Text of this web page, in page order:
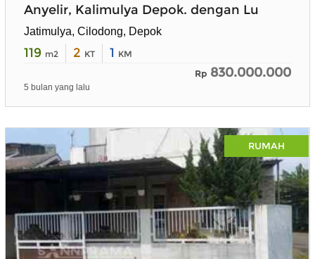
Anyelir, Kalimulya Depok. dengan Lu
Jatimulya, Cilodong, Depok
119 m2 2 KT 1 KM
Rp 830.000.000
5 bulan yang lalu
RUMAH